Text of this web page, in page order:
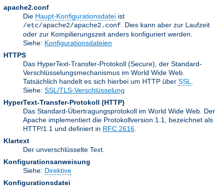
apache2.conf
Die Haupt-Konfigurationsdatei ist
/etc/apache2/apache2.conf . Dies kann aber zur Laufzeit
oder zur Kompilierungszeit anders konfiguriert werden.
Siehe: Konfigurationsdateien
HTTPS
Das HyperText-Transfer-Protokoll (Secure), der Standard-
Verschlüsselungsmechanismus im World Wide Web.
Tatsächlich handelt es sich hierbei um HTTP über SSL
Siehe: SSL/TLS-Verschlüsselung
HyperText-Transfer-Protokoll (HTTP)
Das Standard-Übertragungsprotokoll im World Wide Web. Der
Apache implementiert die Protokollversion 1.1, bezeichnet als
HTTP/1.1 und definiert in RFC 2616
Klartext
Der unverschlüsselte Text.
Konfigurationsanweisung
Siehe: Direktive
Konfigurationsdatei